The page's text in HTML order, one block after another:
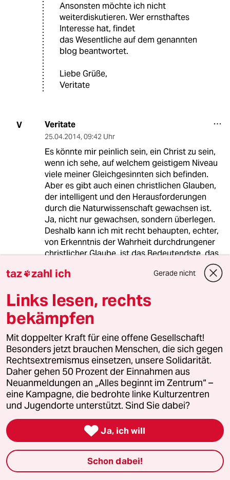
Ansonsten möchte ich nicht
weiterdiskutieren. Wer ernsthaftes
Interesse hat, findet
das Wesentliche auf dem genannten
blog beantwortet.
Liebe Grüße,
Veritate
V Veritate
25.04.2014, 09:42 Uhr
Es könnte mir peinlich sein, ein Christ zu sein,
wenn ich sehe, auf welchem geistigem Niveau
viele meiner Gleichgesinnten sich befinden.
Aber es gibt auch einen christlichen Glauben,
der intelligent und den Herausforderungen
durch die Naturwissenschaft gewachsen ist.
Ja, nicht nur gewachsen, sondern überlegen.
Deshalb kann ich mit recht behaupten, echter,
von Erkenntnis der Wahrheit durchdrungener
christlicher Glaube, ist das Bedeutendste, das
Niveauvolle Beiträge über den christlichen
http://geheimnisdesmenschen.blogspot.com/
Lowandorder
21.04.2014,14:29 Uhr
- däh, hab ich schonewieder den feinen
Umgangston der taz-kettensägergang
nicht getroffen;-))
ok - dann mal so:
Anonymus
Traktat über die drei Betrüger
einfach in Ruhe lesen -
taz zahl ich Gerade nicht
Links lesen, rechts
bekämpfen
Mit doppelter Kraft für eine offene Gesellschaft!
Besonders jetzt brauchen Menschen, die sich gegen
Rechtsextremismus einsetzen, unsere Solidarität.
Daher gehen 50 Prozent der Einnahmen aus
Neuanmeldungen an „Alles beginnt im Zentrum“ –
eine Kampagne, die bedrohte linke Kulturzentren
und Jugendorte unterstützt. Sind Sie dabei?
 Ja, ich will
Schon dabei!